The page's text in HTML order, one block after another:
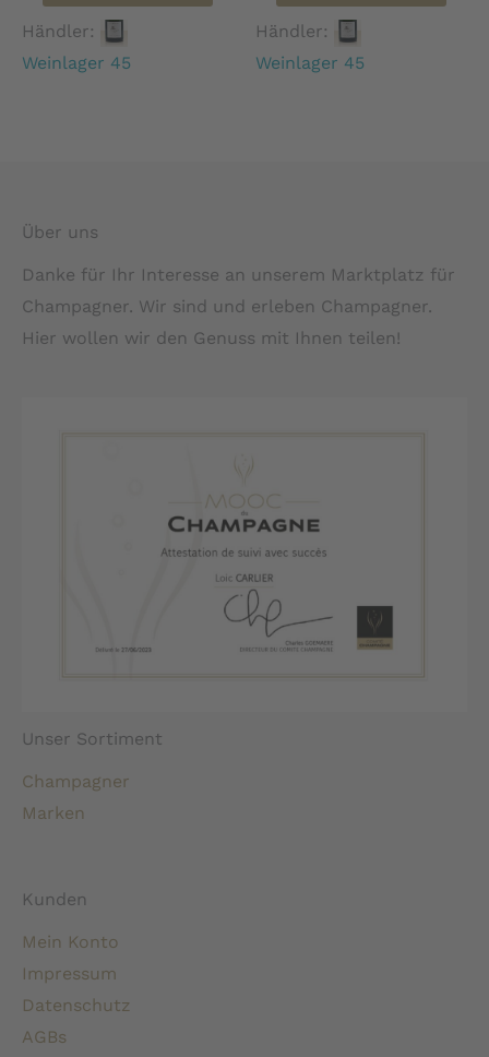
Händler:
Weinlager 45
Händler:
Weinlager 45
Über uns
Danke für Ihr Interesse an unserem Marktplatz für
Champagner. Wir sind und erleben Champagner.
Hier wollen wir den Genuss mit Ihnen teilen!
Unser Sortiment
Champagner
Marken
Kunden
Mein Konto
Impressum
Datenschutz
AGBs